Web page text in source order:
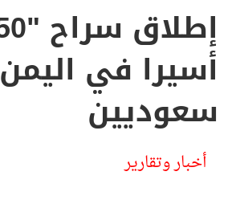
أسيرا في
سعوديين
أخبار وتقارير